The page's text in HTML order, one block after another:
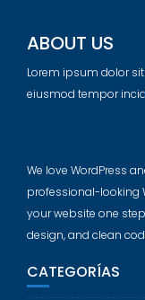
ABOUT US
Lorem ipsum dolor
eiusmod tempor
We love WordPress
professional-looking
your website one
design, and clean
CATEGORÍAS